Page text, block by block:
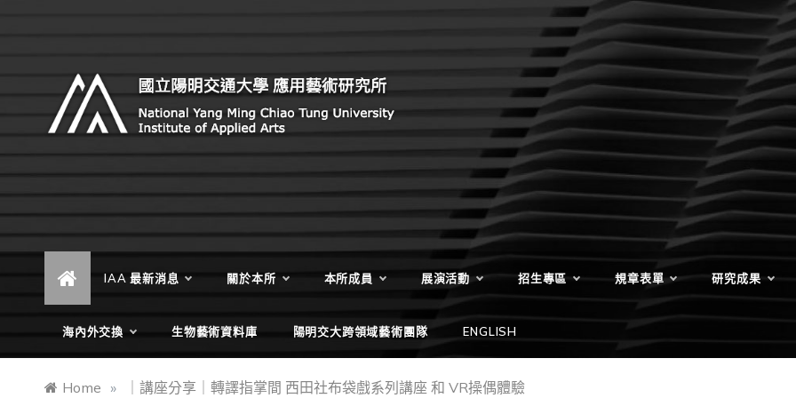
國立陽明交通大學 應用藝術研
究所
Institute of Applied Arts, National Yang Ming Chiao
IAA 最新消息 關於本所 本所成員 展演活動 招生專區 規章表單 研究成果
海內外交換 生物藝術資料庫 陽明交大跨領域藝術團隊 ENGLISH
Home » ｜講座分享｜轉譯指掌間 西田社布袋戲系列講座 和 VR操偶體驗